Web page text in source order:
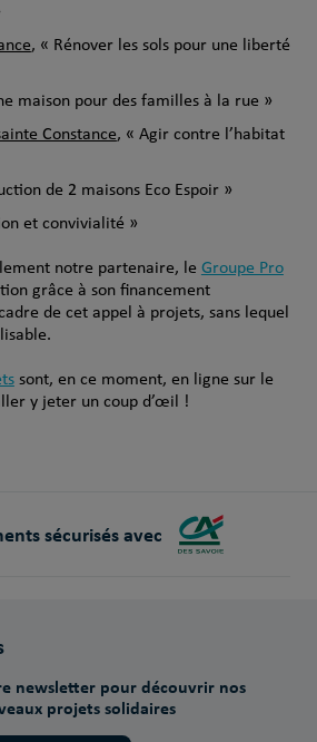
, « Rénover les sols pour une liberté
maison pour des familles à la rue »
Constance, « Agir contre l’habitat
de 2 maisons Eco Espoir »
et convivialité »
notre partenaire, le Groupe Pro
grâce à son financement
de cet appel à projets, sans lequel
sont, en ce moment, en ligne sur le
y jeter un coup d’œil !
sécurisés avec
newsletter pour découvrir nos
projets solidaires